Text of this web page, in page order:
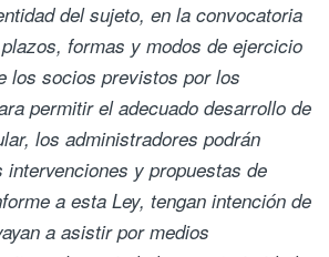
del sujeto, en la convocatoria
formas y modos de ejercicio
los socios previstos por los
permitir el adecuado desarrollo de
los administradores podrán
intervenciones y propuestas de
a esta Ley, tengan intención de
a asistir por medios